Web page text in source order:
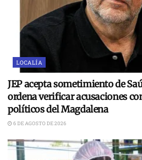
LOCALÍA
JEP acepta sometimiento de
ordena verificar acusaciones
políticos del Magdalena
6 DE AGOSTO DE 2026